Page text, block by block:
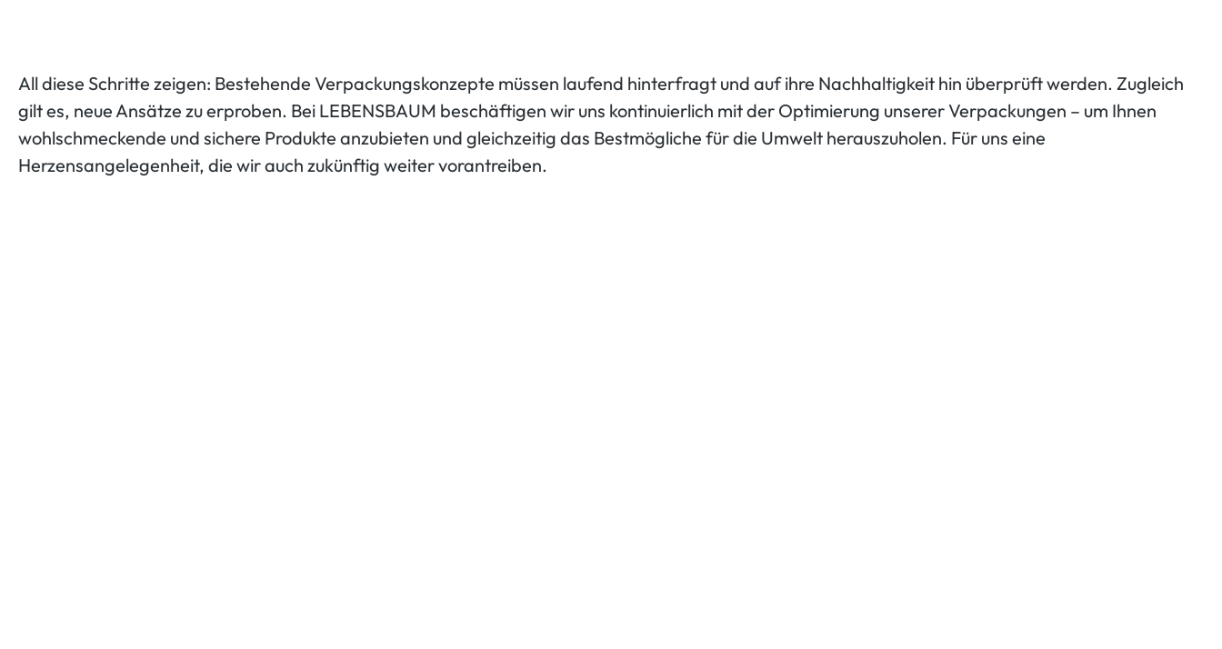
All diese Schritte zeigen: Bestehende Verpackungskonzepte müssen laufend hinterfragt und auf ihre Nachhaltigkeit hin überprüft werden. Zugleich
gilt es, neue Ansätze zu erproben. Bei LEBENSBAUM beschäftigen wir uns kontinuierlich mit der Optimierung unserer Verpackungen – um Ihnen
wohlschmeckende und sichere Produkte anzubieten und gleichzeitig das Bestmögliche für die Umwelt herauszuholen. Für uns eine
Herzensangelegenheit, die wir auch zukünftig weiter vorantreiben.